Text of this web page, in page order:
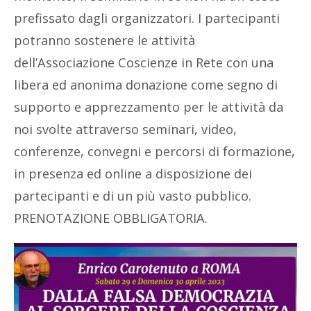
prefissato dagli organizzatori. I partecipanti
potranno sostenere le attività
dell’Associazione Coscienze in Rete con una
libera ed anonima donazione come segno di
supporto e apprezzamento per le attività da
noi svolte attraverso seminari, video,
conferenze, convegni e percorsi di formazione,
in presenza ed online a disposizione dei
partecipanti e di un più vasto pubblico.
PRENOTAZIONE OBBLIGATORIA.